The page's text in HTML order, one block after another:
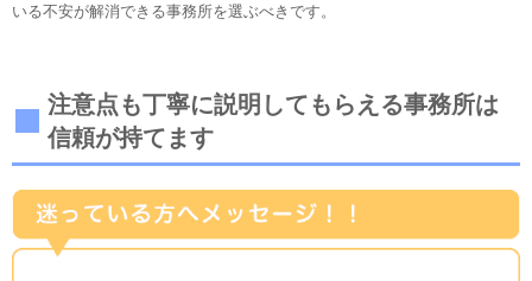
いる不安が解消できる事務所を選ぶべきです。
注意点も丁寧に説明してもらえる事務所は
信頼が持てます